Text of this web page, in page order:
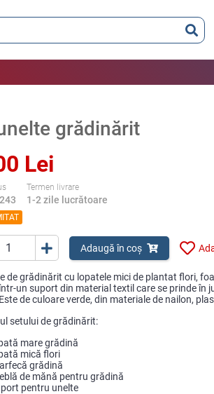
grădinărit
Lei
Termen livrare
1-2 zile lucrătoare
Adaugă în coș
de grădinărit cu lopatele mici de plantat flori,
un suport din material textil care se prinde în
de culoare verde, din materiale de nailon,
setului de grădinărit:
mare grădină
mică flori
grădină
de mănă pentru grădină
pentru unelte